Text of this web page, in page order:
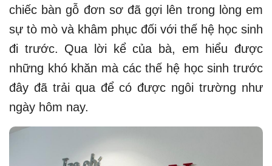
chiếc bàn gỗ đơn sơ đã gợi lên trong lòng em
sự tò mò và khâm phục đối với thế hệ học sinh
đi trước. Qua lời kể của bà, em hiểu được
những khó khăn mà các thế hệ học sinh trước
đây đã trải qua để có được ngôi trường như
ngày hôm nay.